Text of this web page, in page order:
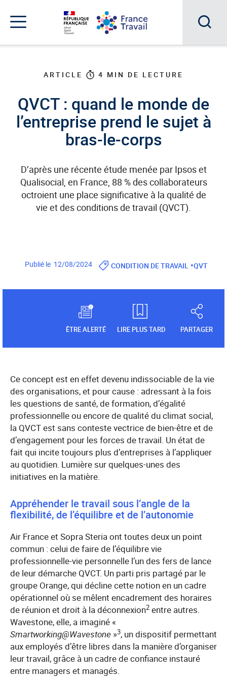
menu
contenu
pied
Menu
ARTICLE 4 MIN DE LECTURE
QVCT : quand le monde de
l’entreprise prend le sujet à
bras-le-corps
D’après une récente étude menée par Ipsos et
Qualisocial, en France, 88 % des collaborateurs
octroient une place significative à la qualité de
vie et des conditions de travail (QVCT).
Publié le 12/08/2024 CONDITION DE TRAVAIL •QVT
ÊTRE ALERTÉ LIRE PLUS TARD PARTAGER
Ce concept est en effet devenu indissociable de la vie
des organisations, et pour cause : adressant à la fois
les questions de santé, de formation, d’égalité
professionnelle ou encore de qualité du climat social,
la QVCT est sans conteste vectrice de bien-être et de
d’engagement pour les forces de travail. Un état de
fait qui incite toujours plus d’entreprises à l’appliquer
au quotidien. Lumière sur quelques-unes des
initiatives en la matière.
Appréhender le travail sous l’angle de la
flexibilité, de l’équilibre et de l’autonomie
Air France et Sopra Steria ont toutes deux un point
commun : celui de faire de l’équilibre vie
professionnelle-vie personnelle l’un des fers de lance
de leur démarche QVCT. Un parti pris partagé par le
groupe Orange, qui décline cette notion en un cadre
opérationnel où se mêlent encadrement des horaires
de réunion et droit à la déconnexion2 entre autres.
Wavestone, elle, a imaginé «
Smartworking@Wavestone »3, un dispositif permettant
aux employés d’être libres dans la manière d’organiser
leur travail, grâce à un cadre de confiance instauré
entre managers et managés.